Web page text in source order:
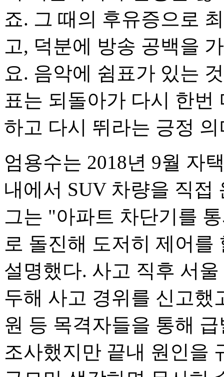
죠. 그 때의 후유증으로
고, 덕분에 방송 공백을
요. 음악에 쉼표가 있는
표는 되돌아가 다시 한번
하고 다시 뛰라는 긍정
엄용수는 2018년 9월 자
내에서 SUV 차량을 직접
그는 "아파트 차단기를
로 돌진해 도저히 제어
설명했다. 사고 직후 서
두해 사고 경위를 신고했
원 등 목격자들을 통해
조사했지만 끝내 원인을